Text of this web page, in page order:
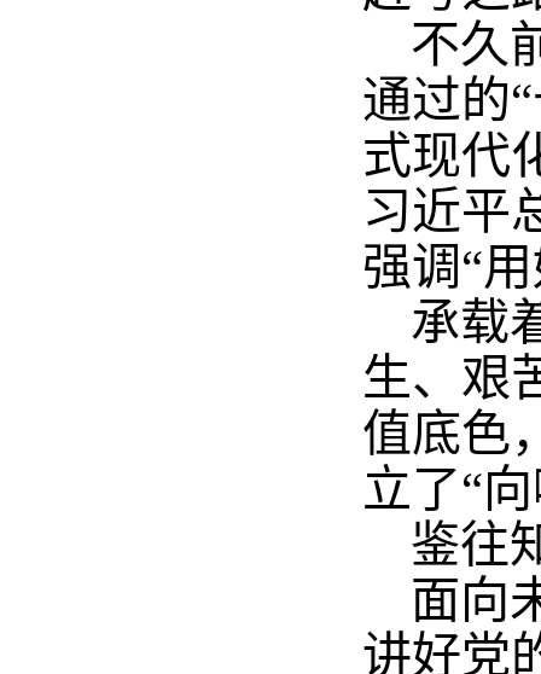
不久
通过的
式现代
习近平
强调“
承载
生、艰
值底色
立了“
鉴往
面向
讲好党